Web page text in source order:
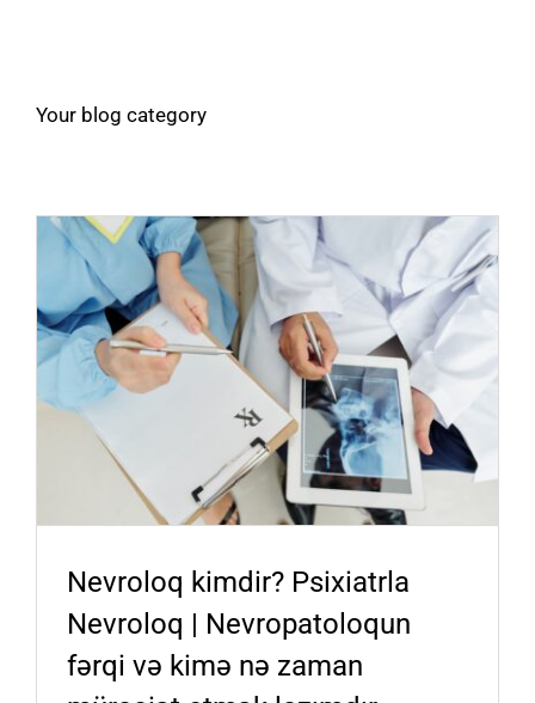
Your blog category
Nevroloq kimdir? Psixiatrla
Nevroloq | Nevropatoloqun
fərqi və kimə nə zaman